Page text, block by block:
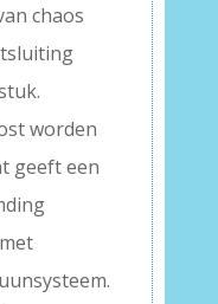
chaos
worden
geeft een